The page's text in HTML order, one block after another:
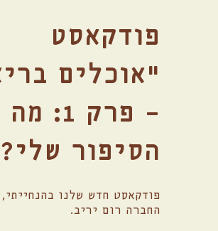
פודקאסט
״אוכלים
- פרק 1: מה
הסיפור שלי?
פודקאסט חדש שלנו בהנחייתי,
החברה רום יריב.